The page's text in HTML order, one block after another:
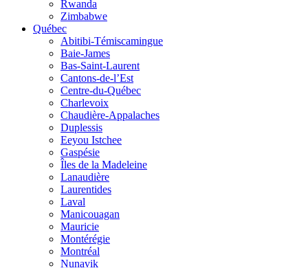
Rwanda
Zimbabwe
Québec
Abitibi-Témiscamingue
Baie-James
Bas-Saint-Laurent
Cantons-de-l’Est
Centre-du-Québec
Charlevoix
Chaudière-Appalaches
Duplessis
Eeyou Istchee
Gaspésie
Îles de la Madeleine
Lanaudière
Laurentides
Laval
Manicouagan
Mauricie
Montérégie
Montréal
Nunavik